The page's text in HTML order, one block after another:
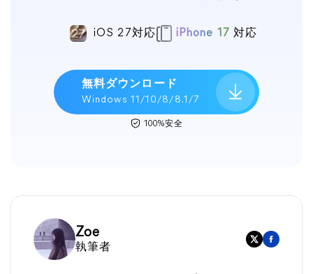
iOS 27対応 iPhone 17 対応
無料ダウンロード
Windows 11/10/8/8.1/7
100%安全
Zoe
執筆者